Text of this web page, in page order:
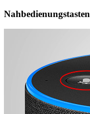
Nahbedienungstasten